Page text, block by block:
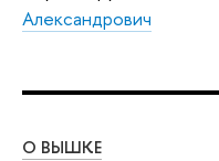
Александрович
О ВЫШКЕ